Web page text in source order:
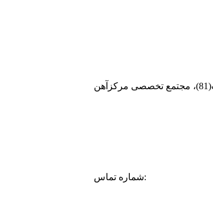
شماره تماس: